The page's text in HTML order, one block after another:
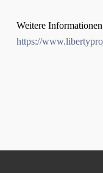
Weitere
https://